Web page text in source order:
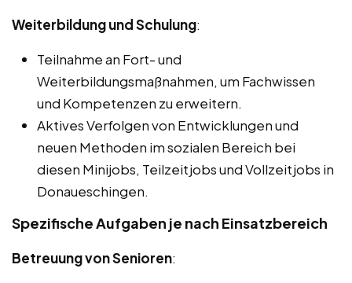
Weiterbildung und Schulung:
Teilnahme an Fort- und
Weiterbildungsmaßnahmen, um Fachwissen
und Kompetenzen zu erweitern.
Aktives Verfolgen von Entwicklungen und
neuen Methoden im sozialen Bereich bei
diesen Minijobs, Teilzeitjobs und Vollzeitjobs in
Donaueschingen.
Spezifische Aufgaben je nach Einsatzbereich
Betreuung von Senioren: